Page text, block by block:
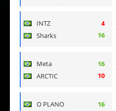
INTZ
4
Sharks
16
Meta
16
ARCTIC
10
O PLANO
16